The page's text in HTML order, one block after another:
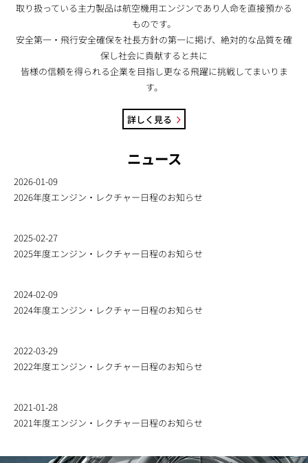
取り扱っている主力製品は航空機用エンジンであり人命を直接預かる
ものです。
安全第一・飛行安全確保を社長方針の第一に掲げ、絶対的な品質を確
保し社会に貢献すると共に
皆様の信頼を得られる企業を目指し更なる飛躍に挑戦してまいりま
す。
詳しく見る
ニュース
2026-01-09
2026年度エンジン・レクチャー日程のお知らせ
2025-02-27
2025年度エンジン・レクチャー日程のお知らせ
2024-02-09
2024年度エンジン・レクチャー日程のお知らせ
2022-03-29
2022年度エンジン・レクチャー日程のお知らせ
2021-01-28
2021年度エンジン・レクチャー日程のお知らせ